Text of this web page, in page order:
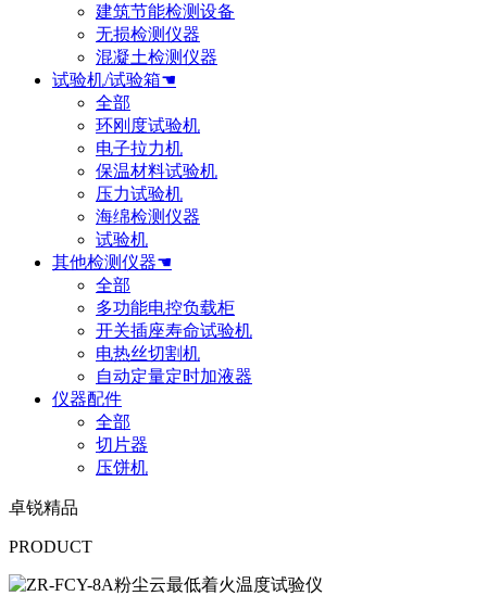
建筑节能检测设备
无损检测仪器
混凝土检测仪器
试验机/试验箱☚
全部
环刚度试验机
电子拉力机
保温材料试验机
压力试验机
海绵检测仪器
试验机
其他检测仪器☚
全部
多功能电控负载柜
开关插座寿命试验机
电热丝切割机
自动定量定时加液器
仪器配件
全部
切片器
压饼机
卓锐精品
PRODUCT